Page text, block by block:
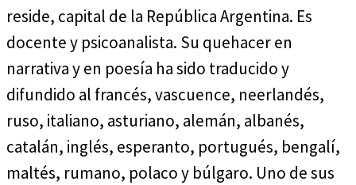
reside, capital de la República Argentina. Es
docente y psicoanalista. Su quehacer en
narrativa y en poesía ha sido traducido y
difundido al francés, vascuence, neerlandés,
ruso, italiano, asturiano, alemán, albanés,
catalán, inglés, esperanto, portugués, bengalí,
maltés, rumano, polaco y búlgaro. Uno de sus